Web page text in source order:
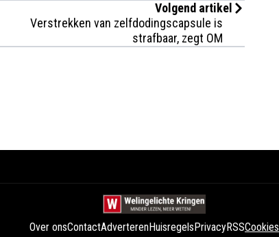
Volgend artikel
Verstrekken van zelfdodingscapsule is
strafbaar, zegt OM
Over onsContactAdverterenHuisregels PrivacyRSSCookies